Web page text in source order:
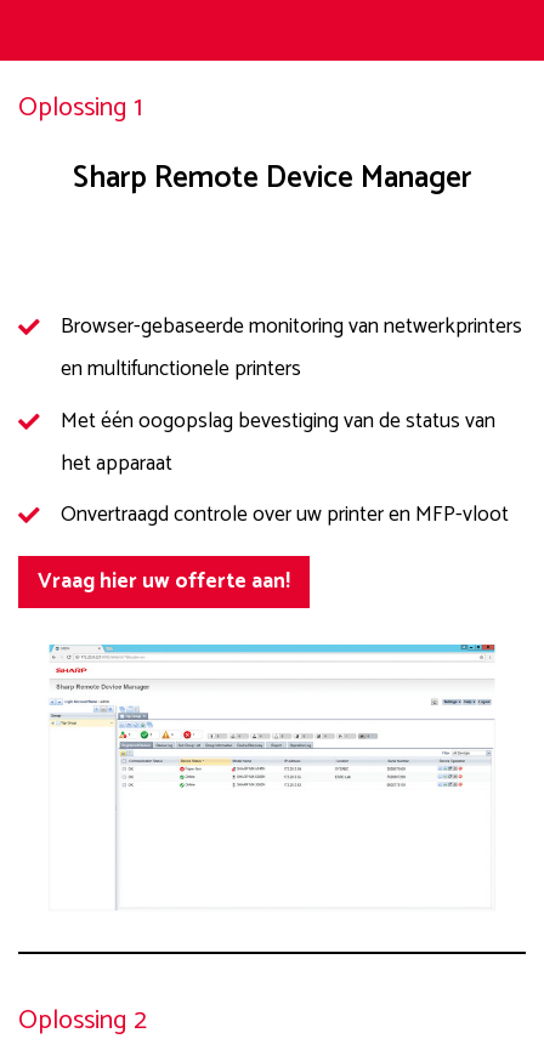
Oplossing 1
Sharp Remote Device Manager
Browser-gebaseerde monitoring van netwerkprinters
en multifunctionele printers
Met één oogopslag bevestiging van de status van
het apparaat
Onvertraagd controle over uw printer en MFP-vloot
Vraag hier uw offerte aan!
Oplossing 2